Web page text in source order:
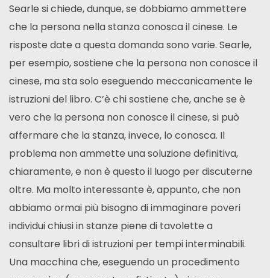
Searle si chiede, dunque, se dobbiamo ammettere
che la persona nella stanza conosca il cinese. Le
risposte date a questa domanda sono varie. Searle,
per esempio, sostiene che la persona non conosce il
cinese, ma sta solo eseguendo meccanicamente le
istruzioni del libro. C’è chi sostiene che, anche se è
vero che la persona non conosce il cinese, si può
affermare che la stanza, invece, lo conosca. Il
problema non ammette una soluzione definitiva,
chiaramente, e non è questo il luogo per discuterne
oltre. Ma molto interessante è, appunto, che non
abbiamo ormai più bisogno di immaginare poveri
individui chiusi in stanze piene di tavolette a
consultare libri di istruzioni per tempi interminabili.
Una macchina che, eseguendo un procedimento